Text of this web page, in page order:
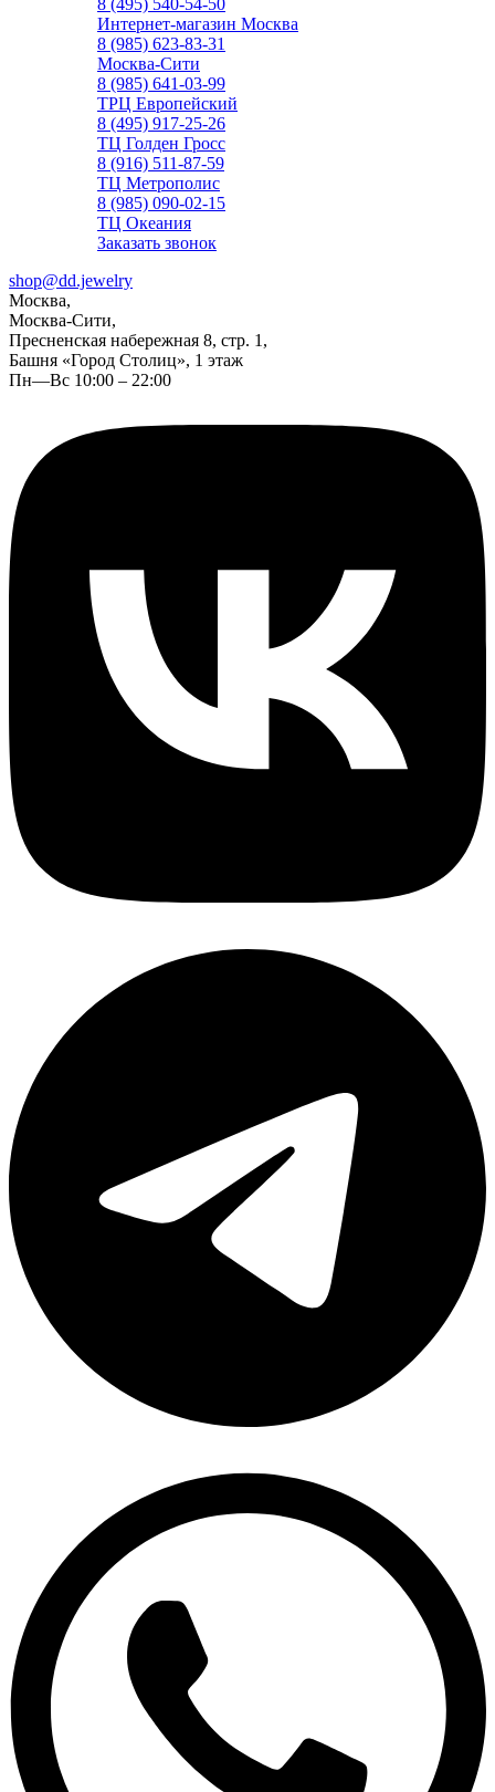
8 (495) 540-54-50
Интернет-магазин Москва
8 (985) 623-83-31
Москва-Сити
8 (985) 641-03-99
ТРЦ Европейский
8 (495) 917-25-26
ТЦ Голден Гросс
8 (916) 511-87-59
ТЦ Метрополис
8 (985) 090-02-15
ТЦ Океания
Заказать звонок
shop@dd.jewelry
Москва,
Москва-Сити,
Пресненская набережная 8, стр. 1,
Башня «Город Столиц», 1 этаж
Пн—Вс 10:00 – 22:00